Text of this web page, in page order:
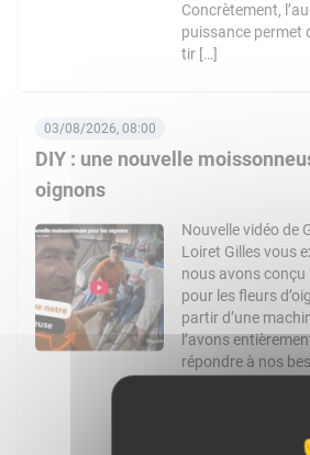
Concrètement,
puissance permet
tir […]
DIY : une nouvelle
oignons
03/08/2026, 08:00
Nouvelle vidéo de
Loiret Gilles vous
nous avons
pour les fleurs
partir d’une
l’avons
répondre à nos
: @gilles_vk
https://